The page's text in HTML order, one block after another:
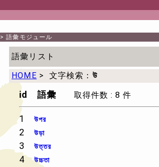
>語彙モジュール
語彙リスト
HOME > 文字検索： উ
id 語彙 取得件数 : 8 件
1 উপর
2 উড়া
3 উত্তর
4উচ্চতা